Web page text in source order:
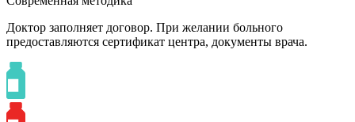
Доктор заполняет договор. При желании больного
предоставляются сертификат центра, документы врача.